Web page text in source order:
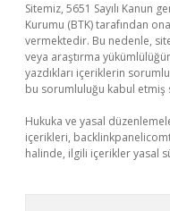
Sitemiz, 5651 Sayılı Kanun
Kurumu (BTK) tarafından
vermektedir. Bu nedenle,
veya araştırma
yazdıkları içeriklerin
bu sorumluluğu kabul etmiş
Hukuka ve yasal
içerikleri,
halinde, ilgili içerikler yasal